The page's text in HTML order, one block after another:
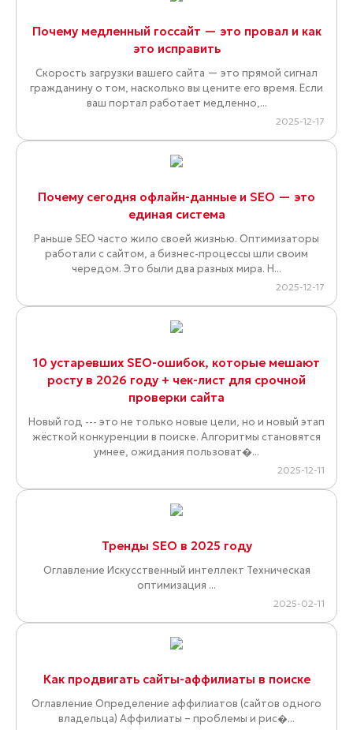
Почему медленный госсайт — это провал и как
это исправить
Скорость загрузки вашего сайта — это прямой сигнал
гражданину о том, насколько вы цените его время. Если
ваш портал работает медленно,...
2025-12-17
Почему сегодня офлайн-данные и SEO — это
единая система
Раньше SEO часто жило своей жизнью. Оптимизаторы
работали с сайтом, а бизнес-процессы шли своим
чередом. Это были два разных мира. Н...
2025-12-17
10 устаревших SEO-ошибок, которые мешают
росту в 2026 году + чек-лист для срочной
проверки сайта
Новый год --- это не только новые цели, но и новый этап
жёсткой конкуренции в поиске. Алгоритмы становятся
умнее, ожидания пользоват�...
2025-12-11
Тренды SEO в 2025 году
Оглавление Искусственный интеллект Техническая
оптимизация ...
2025-02-11
Как продвигать сайты-аффилиаты в поиске
Оглавление Определение аффилиатов (сайтов одного
владельца) Аффилиаты – проблемы и рис�...